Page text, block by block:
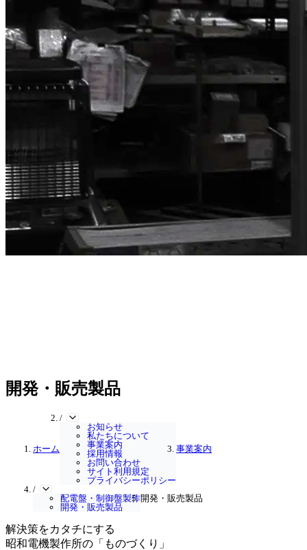
開発・販売製品
ホーム
/
お知らせ
私たちについて
事業案内
採用情報
お問い合わせ
サイト利用規定
プライバシーポリシー
事業案内
/
配電盤・制御盤製作
開発・販売製品
開発・販売製品
解決策をカタチにする
昭和電機製作所の「ものづくり」